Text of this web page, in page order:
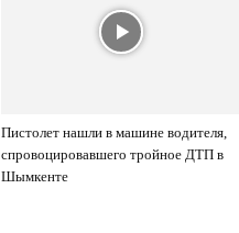
Пистолет нашли в машине водителя,
спровоцировавшего тройное ДТП в
Шымкенте